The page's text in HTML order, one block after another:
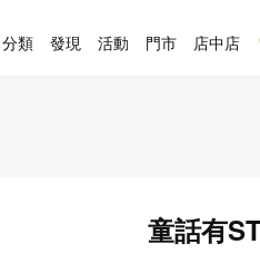
童話有
分類 發現 活動 門市 店中店